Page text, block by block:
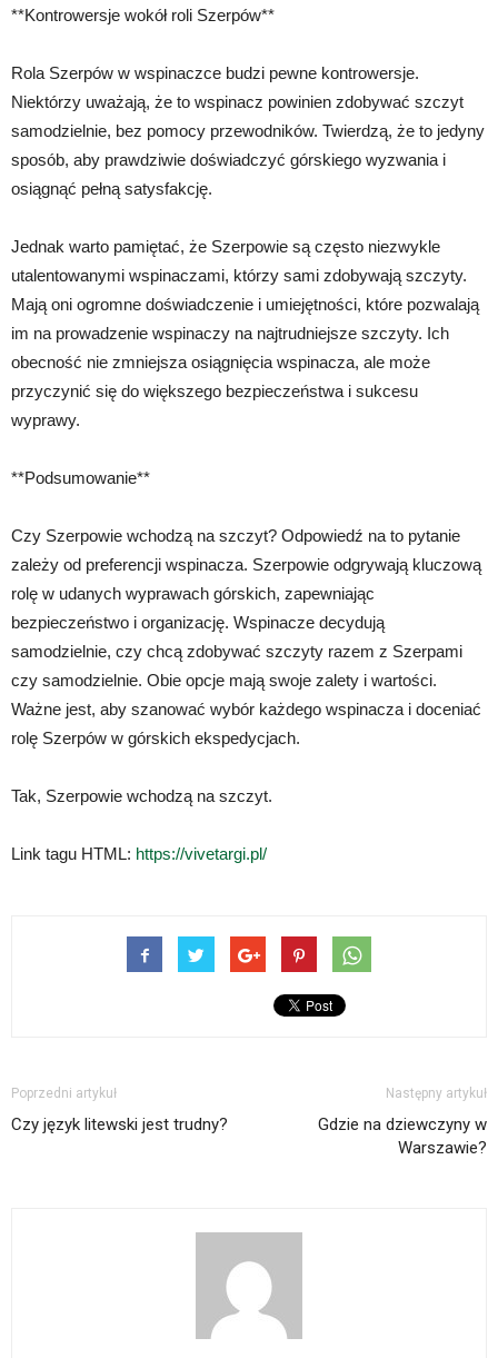
**Kontrowersje wokół roli Szerpów**
Rola Szerpów w wspinaczce budzi pewne kontrowersje.
Niektórzy uważają, że to wspinacz powinien zdobywać szczyt
samodzielnie, bez pomocy przewodników. Twierdzą, że to jedyny
sposób, aby prawdziwie doświadczyć górskiego wyzwania i
osiągnąć pełną satysfakcję.
Jednak warto pamiętać, że Szerpowie są często niezwykle
utalentowanymi wspinaczami, którzy sami zdobywają szczyty.
Mają oni ogromne doświadczenie i umiejętności, które pozwalają
im na prowadzenie wspinaczy na najtrudniejsze szczyty. Ich
obecność nie zmniejsza osiągnięcia wspinacza, ale może
przyczynić się do większego bezpieczeństwa i sukcesu
wyprawy.
**Podsumowanie**
Czy Szerpowie wchodzą na szczyt? Odpowiedź na to pytanie
zależy od preferencji wspinacza. Szerpowie odgrywają kluczową
rolę w udanych wyprawach górskich, zapewniając
bezpieczeństwo i organizację. Wspinacze decydują
samodzielnie, czy chcą zdobywać szczyty razem z Szerpami
czy samodzielnie. Obie opcje mają swoje zalety i wartości.
Ważne jest, aby szanować wybór każdego wspinacza i doceniać
rolę Szerpów w górskich ekspedycjach.
Tak, Szerpowie wchodzą na szczyt.
Link tagu HTML: https://vivetargi.pl/
Poprzedni artykuł
Czy język litewski jest trudny?
Następny artykuł
Gdzie na dziewczyny w
Warszawie?